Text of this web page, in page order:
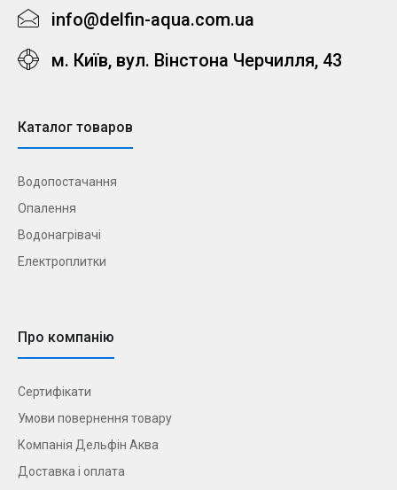
info@delfin-aqua.com.ua
м. Київ, вул. Вінстона Черчилля, 43
Каталог товаров
Водопостачання
Опалення
Водонагрівачі
Електроплитки
Про компанію
Сертифікати
Умови повернення товару
Компанія Дельфін Аква
Доставка і оплата